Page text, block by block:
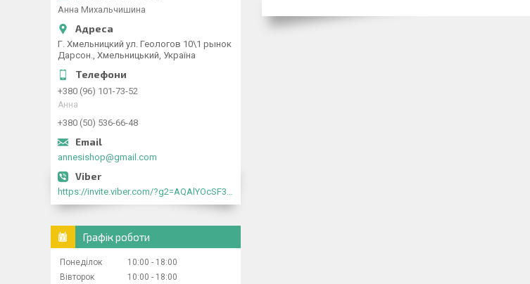
Анна Михальчишина
Г. Хмельницкий ул. Геологов 10\1 рынок
Дарсон., Хмельницький, Україна
+380 (96) 101-73-52
Анна
+380 (50) 536-66-48
annesishop@gmail.com
https://invite.viber.com/?g2=AQAlYOcSF30rb0kdJdojYDWtk4sNE5eWPg2Om5jJmRlpJwnTwfwnCzMMxer2vioZ"
Графік роботи
Понеділок 10:00
18:00
Вівторок
10:00 18:00